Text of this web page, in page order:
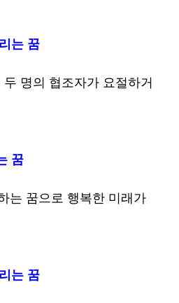
는 꿈
명의 협조자가 요절하거
꿈
는 꿈으로 행복한 미래가
는 꿈